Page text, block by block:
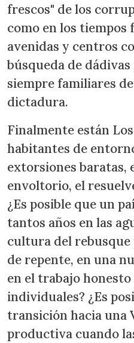
frescos" de los
como en los tiempos
avenidas y centros
búsqueda de
siempre familiares
dictadura.
Finalmente están
habitantes de
extorsiones baratas,
envoltorio, el
¿Es posible que un
tantos años en las
cultura del
de repente, en una
en el trabajo
individuales? ¿Es
transición hacia una
productiva cuando